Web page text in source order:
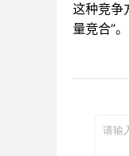
这种竞争
量竞合”。